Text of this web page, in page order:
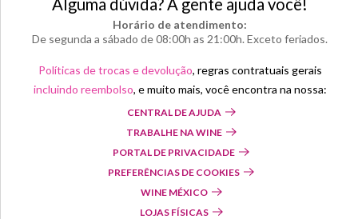
Horário de atendimento:
De segunda a sábado de 08:00h as 21:00h. Exceto feriados.
Políticas de trocas e devolução, regras contratuais gerais
incluindo reembolso, e muito mais, você encontra na nossa:
CENTRAL DE AJUDA
TRABALHE NA WINE
PORTAL DE PRIVACIDADE
PREFERÊNCIAS DE COOKIES
WINE MÉXICO
LOJAS FÍSICAS